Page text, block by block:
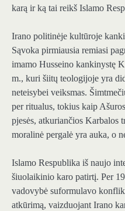
karą ir ką tai reikš Islamo
Irano politinėje kultūroje
Sąvoka pirmiausia remiasi
imamo Husseino kankinystę
m., kuri šiitų teologijoje yra
neteisybei veiksmas.
per ritualus, tokius kaip
pjesės, atkuriančios Karbalos
moralinė pergalė yra auka, o
Islamo Respublika iš naujo
šiuolaikinio karo patirtį. Per
vadovybė suformulavo
atkūrimą, vaizduojant Irano